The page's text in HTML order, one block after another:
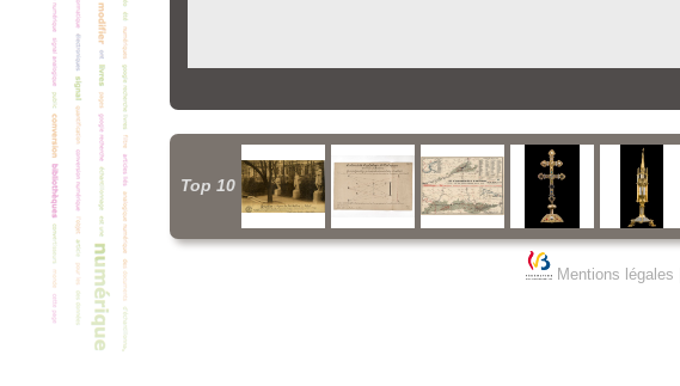
Top 10
Mentions légales